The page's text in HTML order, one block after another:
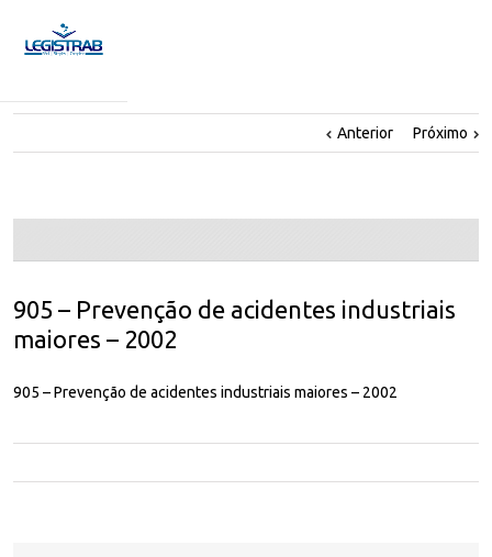
Anterior Próximo
905 – Prevenção de acidentes industriais
maiores – 2002
905 – Prevenção de acidentes industriais maiores – 2002